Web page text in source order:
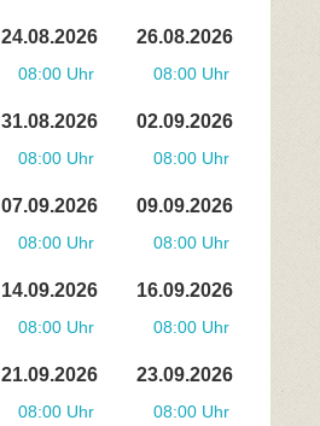
24.08.2026
08:00 Uhr
26.08.2026
08:00 Uhr
31.08.2026
08:00 Uhr
02.09.2026
08:00 Uhr
07.09.2026
08:00 Uhr
09.09.2026
08:00 Uhr
14.09.2026
08:00 Uhr
16.09.2026
08:00 Uhr
21.09.2026
08:00 Uhr
23.09.2026
08:00 Uhr